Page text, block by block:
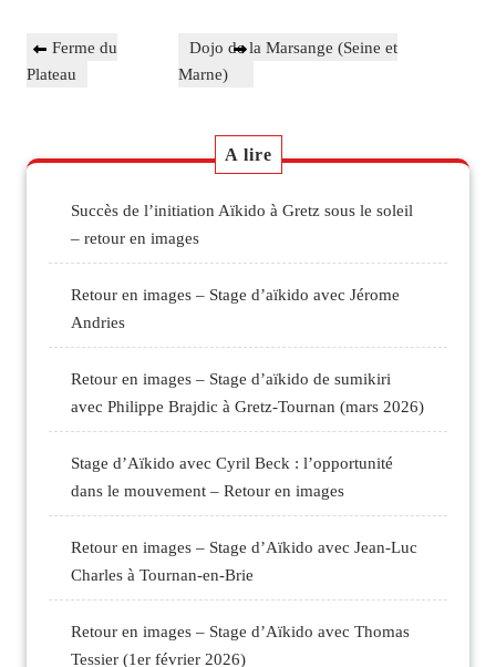
de
Previous
Post
Ferme du
Plateau
Next
Post
Dojo de la Marsange (Seine et
Marne)
A lire
Succès de l’initiation Aïkido à Gretz sous le soleil
– retour en images
Retour en images – Stage d’aïkido avec Jérome
Andries
Retour en images – Stage d’aïkido de sumikiri
avec Philippe Brajdic à Gretz-Tournan (mars 2026)
Stage d’Aïkido avec Cyril Beck : l’opportunité
dans le mouvement – Retour en images
Retour en images – Stage d’Aïkido avec Jean-Luc
Charles à Tournan-en-Brie
Retour en images – Stage d’Aïkido avec Thomas
Tessier (1er février 2026)